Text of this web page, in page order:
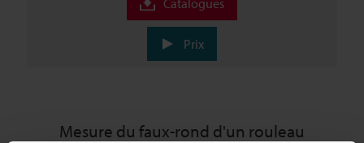
Catalogues
Prix
Mesure du faux-rond d'un rouleau